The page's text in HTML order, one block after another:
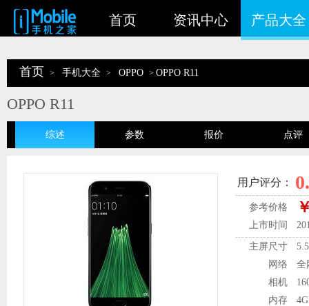
首页 资讯中心 产品大全
首页 > 手机大全 > OPPO > OPPO R11
OPPO R11
综述 参数 报价 点评
用户评分：
参考价格
上市时间
主屏尺寸
网络
全
相机
内存